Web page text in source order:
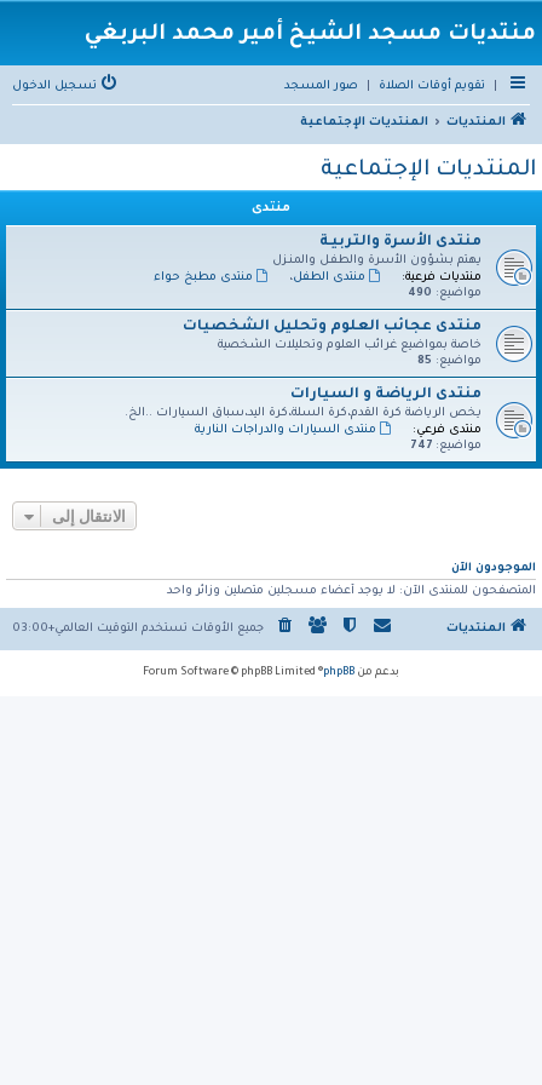
منتديات مسجد الشيخ أمير محمد البربغي
تقويم أوقات الصلاة صور المسجد تسجيل الدخول
المنتديات المنتديات الإجتماعية
المنتديات الإجتماعية
منتدى
منتدى الأسرة والتربيـة
يهتم بشؤون الأسرة والطفـل والمنـزل
منتديات فرعية:
منتدى الطفل،
منتدى مطبخ حواء
مواضيع: 490
منتدى عجائب العلوم وتحليل الشخصيات
خاصة بمواضيع غرائب العلوم وتحليلات الشخصية
مواضيع: 85
منتدى الرياضة و السيارات
يخص الرياضة كرة القدم،كرة السلة،كرة اليد،سباق السيارات ..الخ.
منتدى فرعي:
منتدى السيارات والدراجات النارية
مواضيع: 747
الانتقال إلى
الموجودون الآن
المتصفحون للمنتدى الآن: لا يوجد أعضاء مسجلين متصلين وزائر واحد
المنتديات جميع الأوقات تستخدم التوقيت العالمي+03:00
بدعم من phpBB
® Forum Software © phpBB Limited